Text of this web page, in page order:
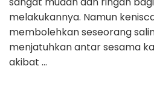
melakukannya. Namun
membolehkan seseorang
menjatuhkan antar sesama
akibat …